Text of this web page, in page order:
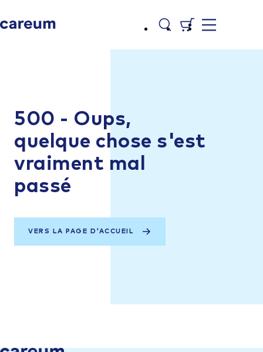
500 - Oups,
quelque chose s'est
vraiment mal
passé
VERS LA PAGE D'ACCUEIL